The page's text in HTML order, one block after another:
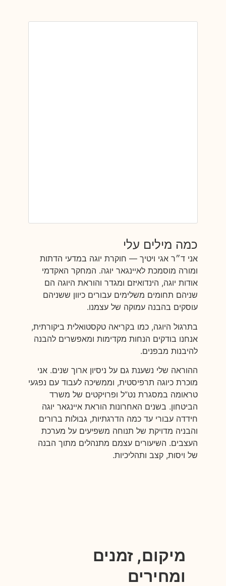
כמה מילים עלי
אני ד״ר אגי ויטיך — חוקרת יוגה במדעי הדתות
ומורה מוסמכת לאיינגאר יוגה. המחקר האקדמי
אודות יוגה, הינדואיזם ומגדר והוראת היוגה הם
שניהם תחומים משלימים עבורים כיוון ששניהם
עוסקים בהבנה עמוקה של עצמנו.
בתרגול היוגה, כמו בקריאה טקסטואלית ביקורתית,
אנחנו בודקים הנחות מקדימות ומאפשרים להבנה
להיבנות מבפנים.
ההוראה שלי נשענת גם על ניסיון ארוך שנים. אני
מוכרת כיוגה תרפיסטית, וממשיכה לעבוד עם נפגעי
טראומה במסגרת נט”ל ופרויקטים של משרד
הביטחון. בשנים האחרונות הוראת איינגאר יוגה
חידדה עבורי עד כמה הדרגתיות, גבולות ברורים
והבניה מדויקת של תנוחה משפיעים על מערכת
העצבים. השיעורים עצמם מתנהלים מתוך הבנה
של ויסות, קצב ותהליכיות.
מיקום, זמנים
ומחירים